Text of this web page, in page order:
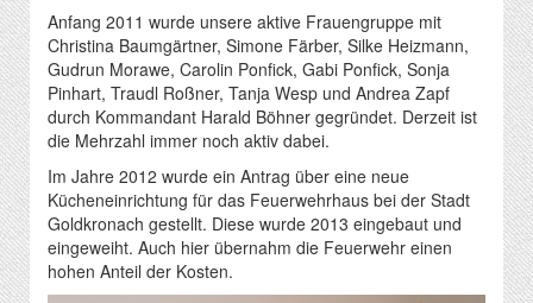
Anfang 2011 wurde unsere aktive Frauengruppe mit
Christina Baumgärtner, Simone Färber, Silke Heizmann,
Gudrun Morawe, Carolin Ponfick, Gabi Ponfick, Sonja
Pinhart, Traudl Roßner, Tanja Wesp und Andrea Zapf
durch Kommandant Harald Böhner gegründet. Derzeit ist
die Mehrzahl immer noch aktiv dabei.
Im Jahre 2012 wurde ein Antrag über eine neue
Kücheneinrichtung für das Feuerwehrhaus bei der Stadt
Goldkronach gestellt. Diese wurde 2013 eingebaut und
eingeweiht. Auch hier übernahm die Feuerwehr einen
hohen Anteil der Kosten.